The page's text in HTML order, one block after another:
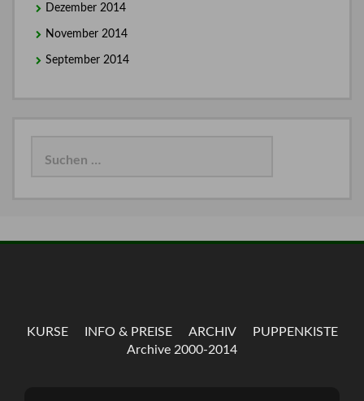
Dezember 2014
November 2014
September 2014
KURSE INFO & PREISE ARCHIV
PUPPENKISTE
Archive 2000-2014